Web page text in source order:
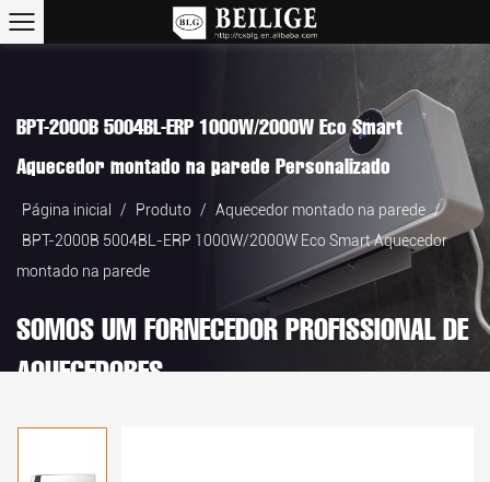
BPT-2000B 5004BL-ERP 1000W/2000W Eco Smart
Aquecedor montado na parede Personalizado
Página inicial / Produto / Aquecedor montado na parede /
BPT-2000B 5004BL-ERP 1000W/2000W Eco Smart Aquecedor
montado na parede
SOMOS UM FORNECEDOR PROFISSIONAL DE
AQUECEDORES.